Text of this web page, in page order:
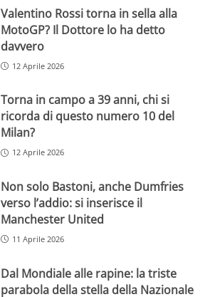
Valentino Rossi torna in sella alla
MotoGP? Il Dottore lo ha detto
davvero
12 Aprile 2026
Torna in campo a 39 anni, chi si
ricorda di questo numero 10 del
Milan?
12 Aprile 2026
Non solo Bastoni, anche Dumfries
verso l’addio: si inserisce il
Manchester United
11 Aprile 2026
Dal Mondiale alle rapine: la triste
parabola della stella della Nazionale